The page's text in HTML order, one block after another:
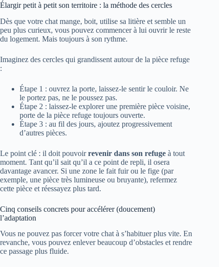
Élargir petit à petit son territoire : la méthode des cercles
Dès que votre chat mange, boit, utilise sa litière et semble un
peu plus curieux, vous pouvez commencer à lui ouvrir le reste
du logement. Mais toujours à son rythme.
Imaginez des cercles qui grandissent autour de la pièce refuge
:
Étape 1 : ouvrez la porte, laissez-le sentir le couloir. Ne
le portez pas, ne le poussez pas.
Étape 2 : laissez-le explorer une première pièce voisine,
porte de la pièce refuge toujours ouverte.
Étape 3 : au fil des jours, ajoutez progressivement
d’autres pièces.
Le point clé : il doit pouvoirrevenir dans son refuge à tout
moment. Tant qu’il sait qu’il a ce point de repli, il osera
davantage avancer. Si une zone le fait fuir ou le fige (par
exemple, une pièce très lumineuse ou bruyante), refermez
cette pièce et réessayez plus tard.
Cinq conseils concrets pour accélérer (doucement)
l’adaptation
Vous ne pouvez pas forcer votre chat à s’habituer plus vite. En
revanche, vous pouvez enlever beaucoup d’obstacles et rendre
ce passage plus fluide.